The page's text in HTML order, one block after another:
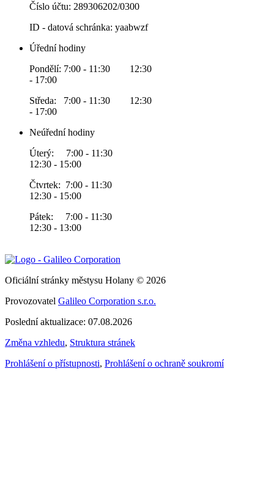
Číslo účtu: 289306202/0300
ID - datová schránka: yaabwzf
Úřední hodiny
Pondělí: 7:00 - 11:30 12:30
- 17:00
Středa: 7:00 - 11:30 12:30
- 17:00
Neúřední hodiny
Úterý: 7:00 - 11:30
12:30 - 15:00
Čtvrtek: 7:00 - 11:30
12:30 - 15:00
Pátek: 7:00 - 11:30
12:30 - 13:00
Oficiální stránky městysu Holany © 2026
Provozovatel Galileo Corporation s.r.o.
Poslední aktualizace: 07.08.2026
Změna vzhledu, Struktura stránek
Prohlášení o přístupnosti, Prohlášení o ochraně soukromí